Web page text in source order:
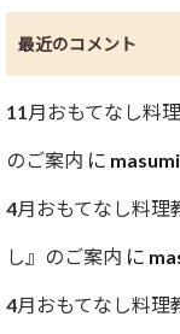
最近のコメント
11月おもてなし料
のご案内 に masumi
4月おもてなし料理
し』のご案内 に
4月おもてなし料理